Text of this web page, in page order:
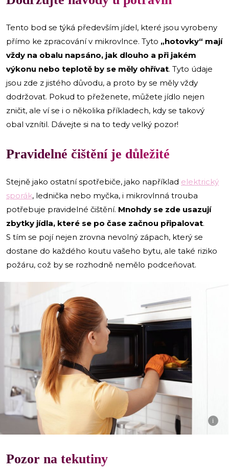
Tento bod se týká především jídel, které jsou vyrobeny
přímo ke zpracování v mikrovlnce. Tyto „hotovky“ mají
vždy na obalu napsáno, jak dlouho a při jakém
výkonu nebo teplotě by se měly ohřívat. Tyto údaje
jsou zde z jistého důvodu, a proto by se měly vždy
dodržovat. Pokud to přeženete, můžete jídlo nejen
zničit, ale ví se i o několika příkladech, kdy se takový
obal vznítil. Dávejte si na to tedy velký pozor!
Pravidelné čištění je důležité
Stejně jako ostatní spotřebiče, jako například elektrický
sporák, lednička nebo myčka, i mikrovlnná trouba
potřebuje pravidelné čištění. Mnohdy se zde usazují
zbytky jídla, které se po čase začnou připalovat.
S tím se pojí nejen zrovna nevolný zápach, který se
dostane do každého koutu vašeho bytu, ale také riziko
požáru, což by se rozhodně nemělo podceňovat.
i
Pozor na tekutiny